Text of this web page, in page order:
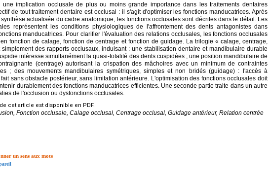
une implication occlusale de plus ou moins grande importance dans les traitements dentaires
de tout traitement dentaire est occlusal : il s'agit d'optimiser les fonctions manducatrices. Après
actualisée du cadre anatomique, les fonctions occlusales sont décrites dans le détail. Les
représentent les conditions physiologiques de l'affrontement des dents antagonistes dans
manducatrices. Pour clarifier l'évaluation des relations occlusales, les fonctions occlusales
fonction de calage, fonction de centrage et fonction de guidage. La trilogie « calage, centrage,
des rapports occlusaux, induisant : une stabilisation dentaire et mandibulaire durable
intéresse simultanément la quasi-totalité des dents cuspidées ; une position mandibulaire de
(centrage) autorisant la crispation des mâchoires avec un minimum de contraintes
; des mouvements mandibulaires symétriques, simples et non bridés (guidage) : l'accès à
sans obstacle postérieur, sans limitation antérieure. L'optimisation des fonctions occlusales doit
durablement des fonctions manducatrices efficientes. Une seconde partie traite dans un autre
de l'occlusion ou dysfonctions occlusales.
cet article est disponible en PDF.
Fonction occlusale, Calage occlusal, Centrage occlusal, Guidage antérieur, Relation centrée
un sens aux mots